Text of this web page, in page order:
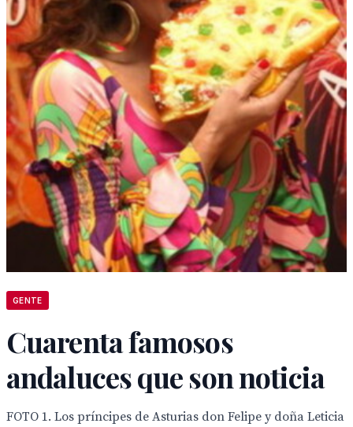
GENTE
Cuarenta famosos
andaluces que son noticia
FOTO 1. Los príncipes de Asturias don Felipe y doña Leticia